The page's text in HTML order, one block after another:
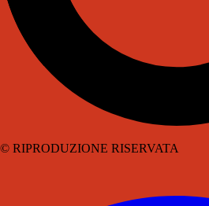
© RIPRODUZIONE RISERVATA